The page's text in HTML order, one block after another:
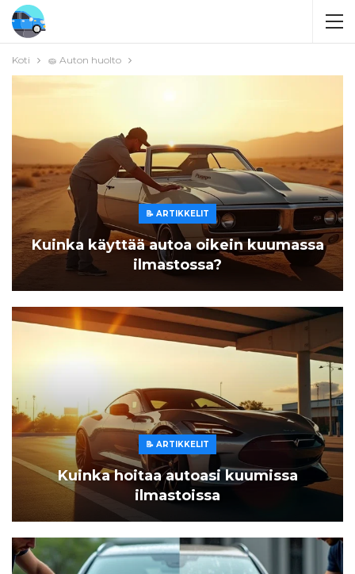
Koti 🧽 Auton huolto
📝 ARTIKKELIT
Kuinka käyttää autoa oikein kuumassa
ilmastossa?
📝 ARTIKKELIT
Kuinka hoitaa autoasi kuumissa
ilmastoissa